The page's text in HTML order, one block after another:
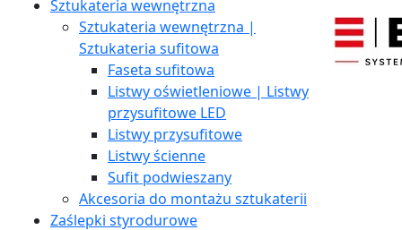
Sztukateria wewnętrzna
Sztukateria wewnętrzna |
Sztukateria sufitowa
Faseta sufitowa
Listwy oświetleniowe | Listwy
przysufitowe LED
Listwy przysufitowe
Listwy ścienne
Sufit podwieszany
Akcesoria do montażu sztukaterii
Zaślepki styrodurowe